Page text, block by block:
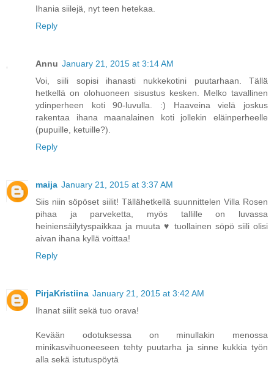
Ihania siilejä, nyt teen hetekaa.
Reply
Annu January 21, 2015 at 3:14 AM
Voi, siili sopisi ihanasti nukkekotini puutarhaan. Tällä
hetkellä on olohuoneen sisustus kesken. Melko tavallinen
ydinperheen koti 90-luvulla. :) Haaveina vielä joskus
rakentaa ihana maanalainen koti jollekin eläinperheelle
(pupuille, ketuille?).
Reply
maija January 21, 2015 at 3:37 AM
Siis niin söpöset siilit! Tällähetkellä suunnittelen Villa Rosen
pihaa ja parveketta, myös tallille on luvassa
heiniensäilytyspaikkaa ja muuta ♥ tuollainen söpö siili olisi
aivan ihana kyllä voittaa!
Reply
PirjaKristiina January 21, 2015 at 3:42 AM
Ihanat siilit sekä tuo orava!
Kevään odotuksessa on minullakin menossa
minikasvihuoneeseen tehty puutarha ja sinne kukkia työn
alla sekä istutuspöytä